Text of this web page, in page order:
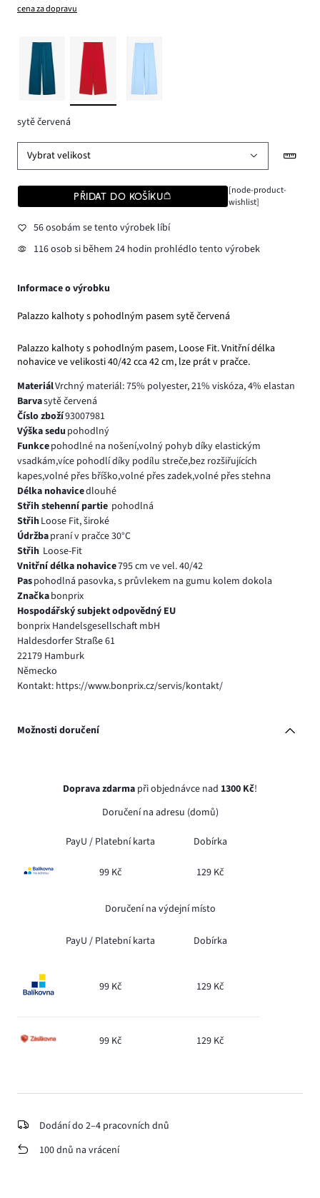
cena za dopravu
sytě červená
Vybrat velikost
PŘIDAT DO KOŠÍKU
[node-product-
wishlist]
56 osobám se tento výrobek líbí
116 osob si během 24 hodin prohlédlo tento výrobek
Informace o výrobku
Palazzo kalhoty s pohodlným pasem sytě červená
Palazzo kalhoty s pohodlným pasem, Loose Fit. Vnitřní délka
nohavice ve velikosti 40/42 cca 42 cm, lze prát v pračce.
MateriálVrchný materiál: 75% polyester, 21% viskóza, 4% elastan
Barvasytě červená
Číslo zboží93007981
Výška sedu pohodlný
Funkcepohodlné na nošení,volný pohyb díky elastickým
vsadkám,více pohodlí díky podílu streče,bez rozšiřujících
kapes,volné přes bříško,volné přes zadek,volné přes stehna
Délka nohavicedlouhé
Střih stehenní partie pohodlná
StřihLoose Fit, široké
Údržbapraní v pračce 30°C
Střih Loose-Fit
Vnitřní délka nohavice795 cm ve vel. 40/42
Paspohodlná pasovka, s průvlekem na gumu kolem dokola
Značkabonprix
Hospodářský subjekt odpovědný EU
bonprix Handelsgesellschaft mbH
Haldesdorfer Straße 61
22179 Hamburk
Německo
Kontakt: https://www.bonprix.cz/servis/kontakt/
Možnosti doručení
Doprava zdarma při objednávce nad 1300 Kč!
Doručení na adresu (domů)
PayU / Platební karta Dobírka
99 Kč 129 Kč
Doručení na výdejní místo
PayU / Platební karta Dobírka
99 Kč 129 Kč
99 Kč 129 Kč
Dodání do 2–4 pracovních dnů
100 dnů na vrácení